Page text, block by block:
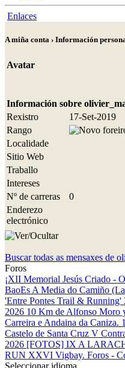
Enlaces
A miña conta › Información
Avatar
Información sobre
Rexistro
17-Set-2019
Rango
Localidade
Sitio Web
Traballo
Intereses
Nº de carreras
0
Enderezo
electrónico
Buscar todas as mensaxes de
Foros
¡XII Memorial Jesús Criado -
BaoEs A Media do Camiño
'Entre Pontes Trail & Running'
2026 10 Km de Alfonso Moro
Carreira e Andaina da Caniza.
Castelo de Santa Cruz V
2026 [FOTOS] IX A
RUN XXVI Vigbay. Foros -